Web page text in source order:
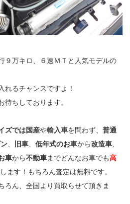
９万キロ、６速ＭＴと人気モデルの
れるチャンスですよ！
待ちしております。
ズでは国産や輸入車を問わず、 普通
旧車 低年式のお車から改造車
車から不動車までどんなお車でも高
ます！もちろん査定は無料です。
ろん、全国より買取らせて頂きま